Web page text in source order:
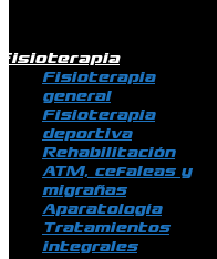
Fisioterapia
general
Fisioterapia
deportiva
Rehabilitación
ATM, cefaleas y
migrañas
Aparatología
Tratamientos
integrales